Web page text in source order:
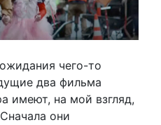
чего-то
два фильма
имеют, на мой взгляд,
они